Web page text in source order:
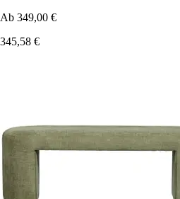
Ab 349,00 €
345,58 €